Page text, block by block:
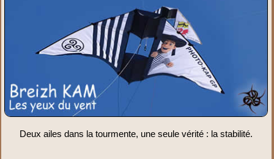
Deux ailes dans la tourmente, une seule vérité : la stabilité.